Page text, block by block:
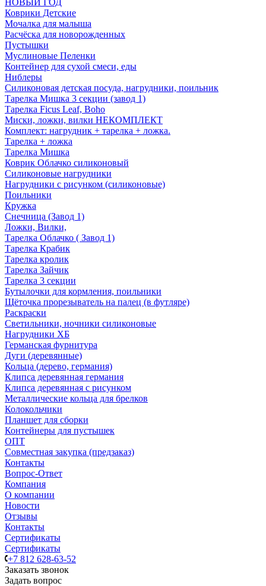
НОВЫЙ ГОД
Коврики Детские
Мочалка для малыша
Расчёска для новорожденных
Пустышки
Муслиновые Пеленки
Контейнер для сухой смеси, еды
Ниблеры
Силиконовая детская посуда, нагрудники, поильник
Тарелка Мишка 3 секции (завод 1)
Тарелка Ficus Leaf, Boho
Миски, ложки, вилки НЕКОМПЛЕКТ
Комплект: нагрудник + тарелка + ложка.
Тарелка + ложка
Тарелка Мишка
Коврик Облачко силиконовый
Силиконовые нагрудники
Нагрудники с рисунком (силиконовые)
Поильники
Кружка
Снечница (Завод 1)
Ложки, Вилки,
Тарелка Облачко ( Завод 1)
Тарелка Крабик
Тарелка кролик
Тарелка Зайчик
Тарелка 3 секции
Бутылочки для кормления, поильники
Щёточка прорезыватель на палец (в футляре)
Раскраски
Светильники, ночники силиконовые
Нагрудники ХБ
Германская фурнитура
Дуги (деревянные)
Кольца (дерево, германия)
Клипса деревянная германия
Клипса деревянная с рисунком
Металлические кольца для брелков
Колокольчики
Планшет для сборки
Контейнеры для пустышек
ОПТ
Совместная закупка (предзаказ)
Контакты
Вопрос-Ответ
Компания
О компании
Новости
Отзывы
Контакты
Сертификаты
Сертификаты
+7 812 628-63-52
Заказать звонок
Задать вопрос